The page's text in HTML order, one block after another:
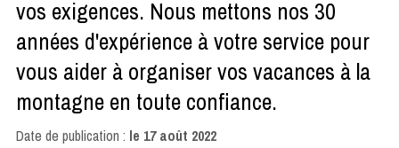
vos exigences. Nous mettons nos 30
années d'expérience à votre service pour
vous aider à organiser vos vacances à la
montagne en toute confiance.
Date de publication : le 17 août 2022